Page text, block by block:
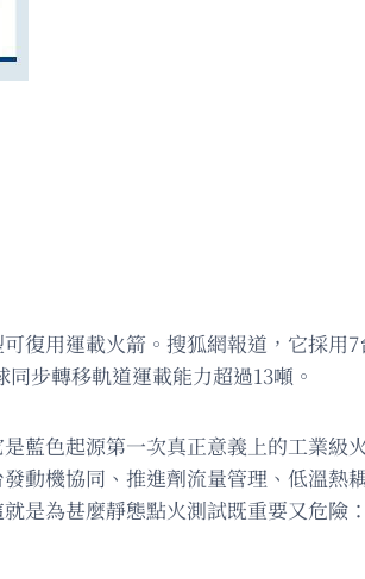
復用運載火箭。搜狐網報道，它採用
步轉移軌道運載能力超過13噸。
藍色起源第一次真正意義上的工業級
機協同、推進劑流量管理、低溫熱
是為甚麼靜態點火測試既重要又危險